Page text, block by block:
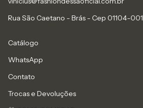
Rua São Caetano - Brás - Cep 01104-001
Catálogo
WhatsApp
Contato
Trocas e Devoluções